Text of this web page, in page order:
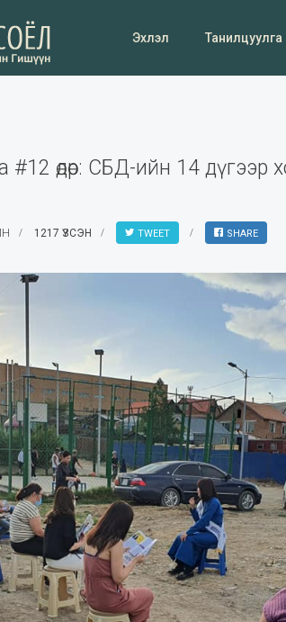
Эхлэл Танилцуулга
#12 өдөр: СБД-ийн 14 дүгээр
1217 ҮЗСЭН TWEET SHARE